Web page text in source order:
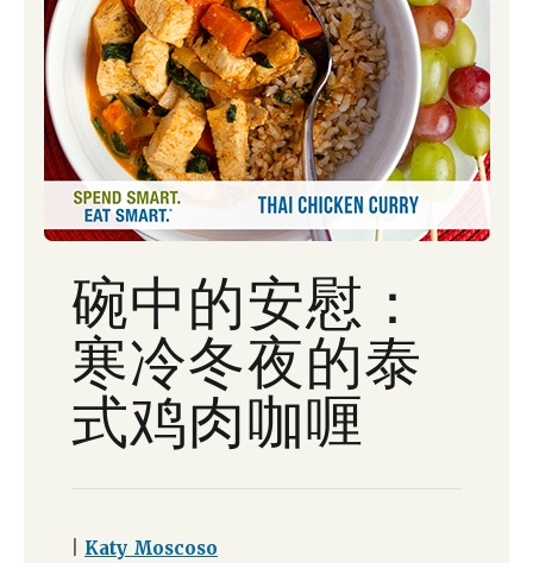
碗中的安慰：
寒冷冬夜的泰
式鸡肉咖喱
Katy Moscoso